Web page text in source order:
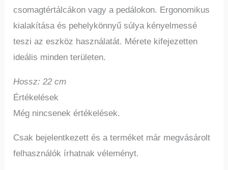
csomagtértálcákon vagy a pedálokon. Ergonomikus
kialakítása és pehelykönnyű súlya kényelmessé
teszi az eszköz használatát. Mérete kifejezetten
ideális minden területen.
Hossz: 22 cm
Értékelések
Még nincsenek értékelések.
Csak bejelentkezett és a terméket már megvásárolt
felhasználók írhatnak véleményt.